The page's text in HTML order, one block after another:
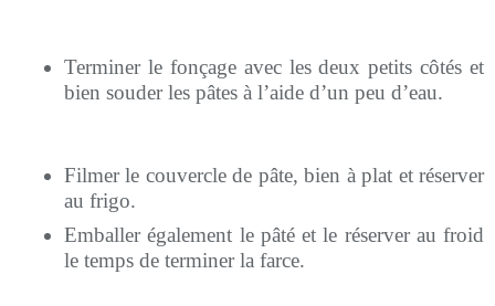
Terminer le fonçage avec les deux petits côtés et
bien souder les pâtes à l’aide d’un peu d’eau.
Filmer le couvercle de pâte, bien à plat et réserver
au frigo.
Emballer également lepâté et le réserver au froid
le temps de terminer la farce.